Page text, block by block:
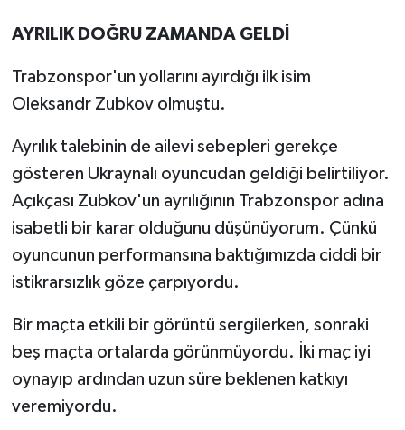
AYRILIK DOĞRU ZAMANDA GELDİ
Trabzonspor'un yollarını ayırdığı ilk isim
Oleksandr Zubkov olmuştu.
Ayrılık talebinin de ailevi sebepleri gerekçe
gösteren Ukraynalı oyuncudan geldiği belirtiliyor.
Açıkçası Zubkov'un ayrılığının Trabzonspor adına
isabetli bir karar olduğunu düşünüyorum. Çünkü
oyuncunun performansına baktığımızda ciddi bir
istikrarsızlık göze çarpıyordu.
Bir maçta etkili bir görüntü sergilerken, sonraki
beş maçta ortalarda görünmüyordu. İki maç iyi
oynayıp ardından uzun süre beklenen katkıyı
veremiyordu.